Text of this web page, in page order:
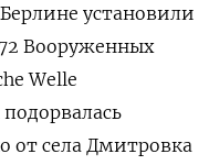
установили
Вооруженных
Welle
от села Дмитровка